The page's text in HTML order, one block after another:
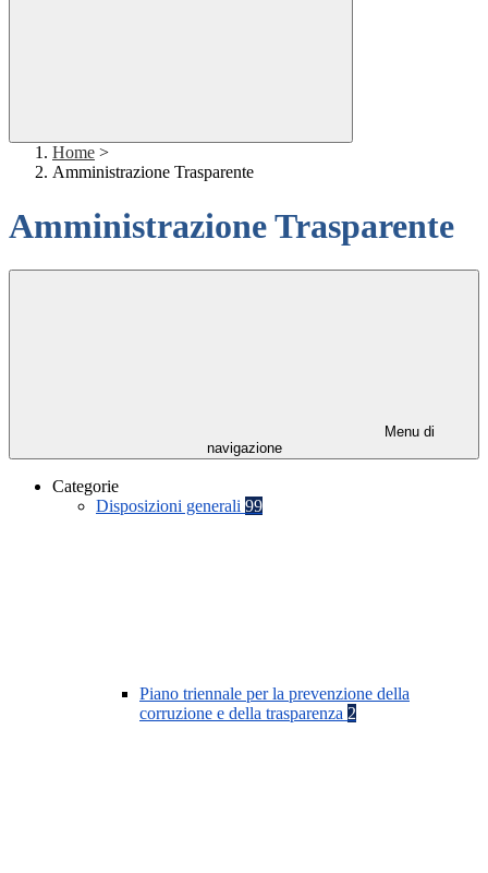
Home >
Amministrazione Trasparente
Amministrazione Trasparente
Menu di
navigazione
Categorie
Disposizioni generali 99
Piano triennale per la prevenzione della
corruzione e della trasparenza 2